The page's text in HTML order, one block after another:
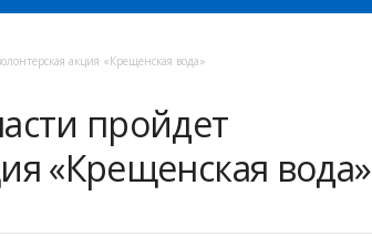
акция «Крещенская вода»
пройдет
«Крещенская вода»